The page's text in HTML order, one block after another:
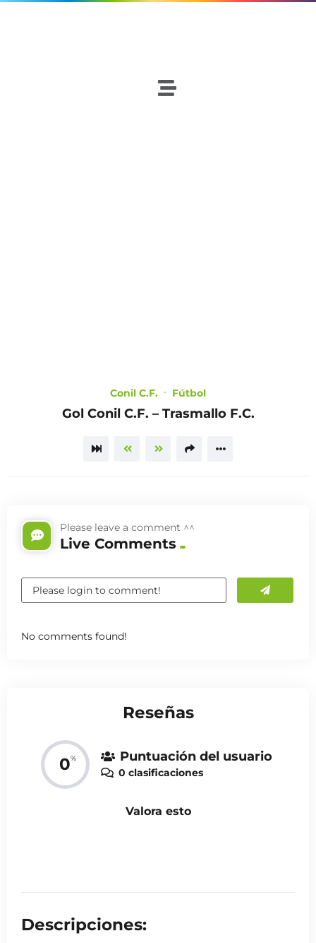
A PLAN
Conil C.F. Fútbol
Gol Conil C.F. – Trasmallo F.C.
Please leave a comment ^^
Live Comments
No comments found!
Reseñas
0% Puntuación del usuario
0 clasificaciones
Valora esto
Descripciones: